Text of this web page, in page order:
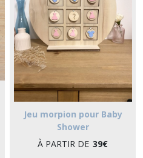
Jeu morpion pour Baby
Shower
À PARTIR DE 39€